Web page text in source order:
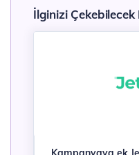
İlginizi